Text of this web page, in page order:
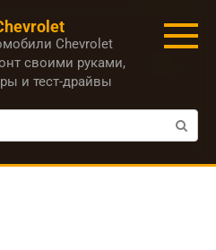
Chevrolet
своими руками,
и тест-драйвы